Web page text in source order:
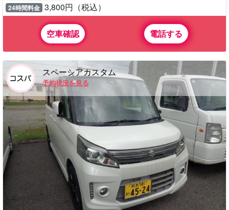
24時間料金 3,800円（税込）
空車確認 電話する
スペーシアカスタム
予約状況を見る